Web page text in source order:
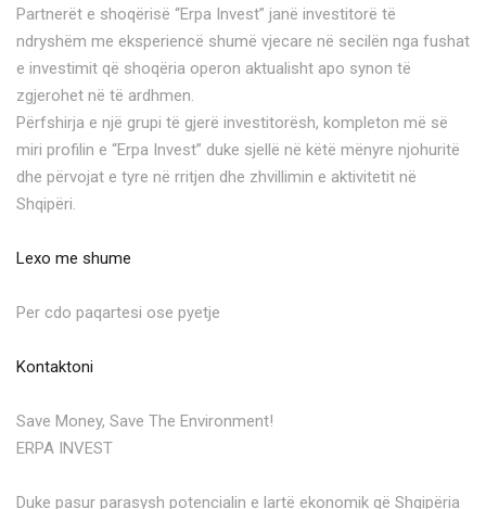
Partnerët e shoqërisë “Erpa Invest” janë investitorë të
ndryshëm me eksperiencë shumë vjecare në secilën nga fushat
e investimit që shoqëria operon aktualisht apo synon të
zgjerohet në të ardhmen.
Përfshirja e një grupi të gjerë investitorësh, kompleton më së
miri profilin e “Erpa Invest” duke sjellë në këtë mënyre njohuritë
dhe përvojat e tyre në rritjen dhe zhvillimin e aktivitetit në
Shqipëri.
Lexo me shume
Per cdo paqartesi ose pyetje
Kontaktoni
Save Money, Save The Environment!
ERPA INVEST
Duke pasur parasysh potencialin e lartë ekonomik që Shqipëria